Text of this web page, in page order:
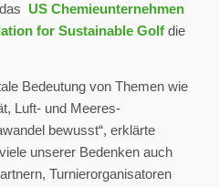
US Chemieunternehmen
for Sustainable Golfdie
Bedeutung von Themen wie
Luft- und Meeres-
bewusst“, erklärte
unserer Bedenken auch
Turnierorganisatoren